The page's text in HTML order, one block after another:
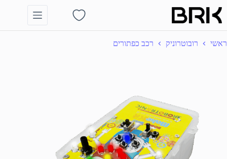
content
Shopping
ראשי
רובוטרוניק רכב כפתורים